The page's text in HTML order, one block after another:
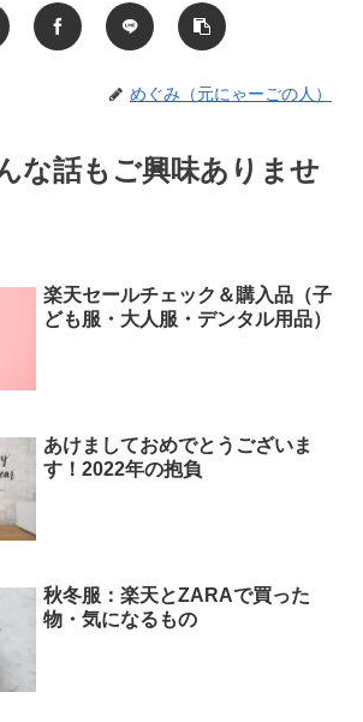
めぐみ（元にゃーごの人）
な話もご興味ありませ
楽天セールチェック＆購入品（子
ども服・大人服・デンタル用品）
あけましておめでとうございま
す！2022年の抱負
秋冬服：楽天とZARAで買った
物・気になるもの